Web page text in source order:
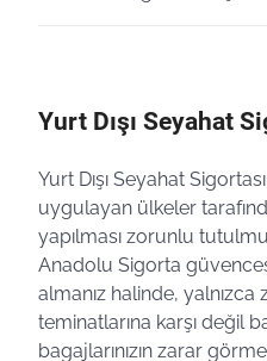
Yurt Dışı Seyahat
Yurt Dışı Seyahat
uygulayan ülkeler
yapılması zorunlu
Anadolu Sigorta
almanız halinde,
teminatlarına karşı değil
bagajlarınızın zarar